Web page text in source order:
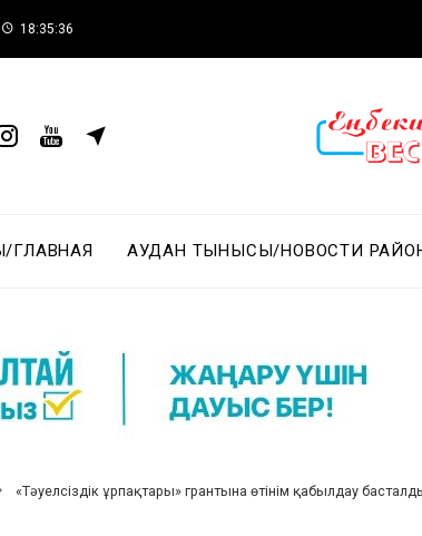
18:35:37
ГЛАВНАЯ АУДАН ТЫНЫСЫ/НОВОСТИ
«Тәуелсіздік ұрпақтары» грантына өтінім қабылдау